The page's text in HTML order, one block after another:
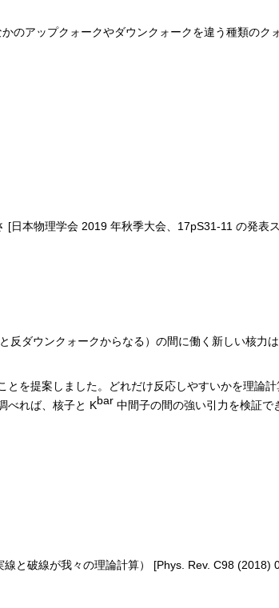
のアップクォークやダウンクォークを違う種類のク
本物理学会 2019 年秋季大会、17pS31-11 の発表
ダウンクォークからなる）の間に働く新しい核力
を提案しました。どれだけ反応しやすいかを理論計
べれば、核子と Kbar 中間子の間の強い引力を検証で
と破線が我々の理論計算） [Phys. Rev. C98 (2018)